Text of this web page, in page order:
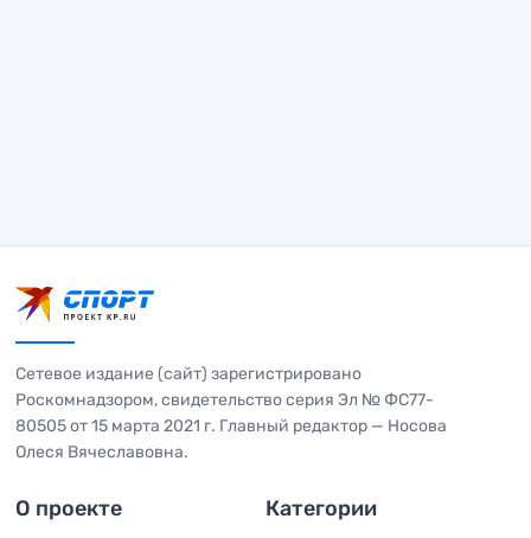
Сетевое издание (сайт) зарегистрировано
Роскомнадзором, свидетельство серия Эл № ФС77-
80505 от 15 марта 2021 г. Главный редактор — Носова
Олеся Вячеславовна.
О проекте Категории